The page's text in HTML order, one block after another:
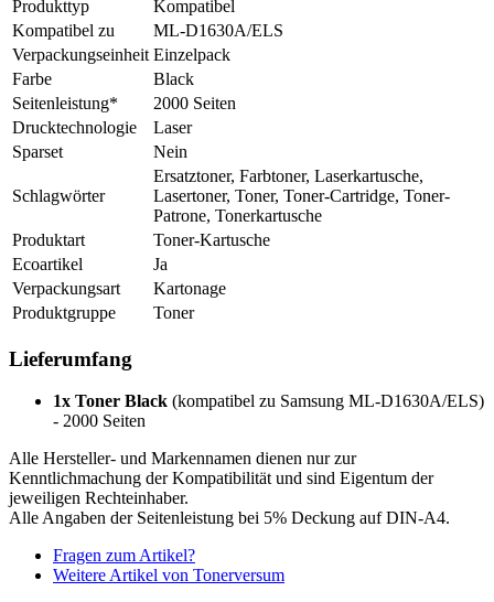
Produkttyp
Kompatibel
Kompatibel zu
ML-D1630A/ELS
Verpackungseinheit Einzelpack
Farbe
Black
Seitenleistung*
2000 Seiten
Drucktechnologie
Laser
Sparset
Nein
Schlagwörter
Ersatztoner, Farbtoner, Laserkartusche,
Lasertoner, Toner, Toner-Cartridge, Toner-
Patrone, Tonerkartusche
Produktart
Toner-Kartusche
Ecoartikel
Ja
Verpackungsart
Kartonage
Produktgruppe
Toner
Lieferumfang
1x Toner Black (kompatibel zu Samsung ML-D1630A/ELS)
- 2000 Seiten
Alle Hersteller- und Markennamen dienen nur zur
Kenntlichmachung der Kompatibilität und sind Eigentum der
jeweiligen Rechteinhaber.
Alle Angaben der Seitenleistung bei 5% Deckung auf DIN-A4.
Fragen zum Artikel?
Weitere Artikel von Tonerversum